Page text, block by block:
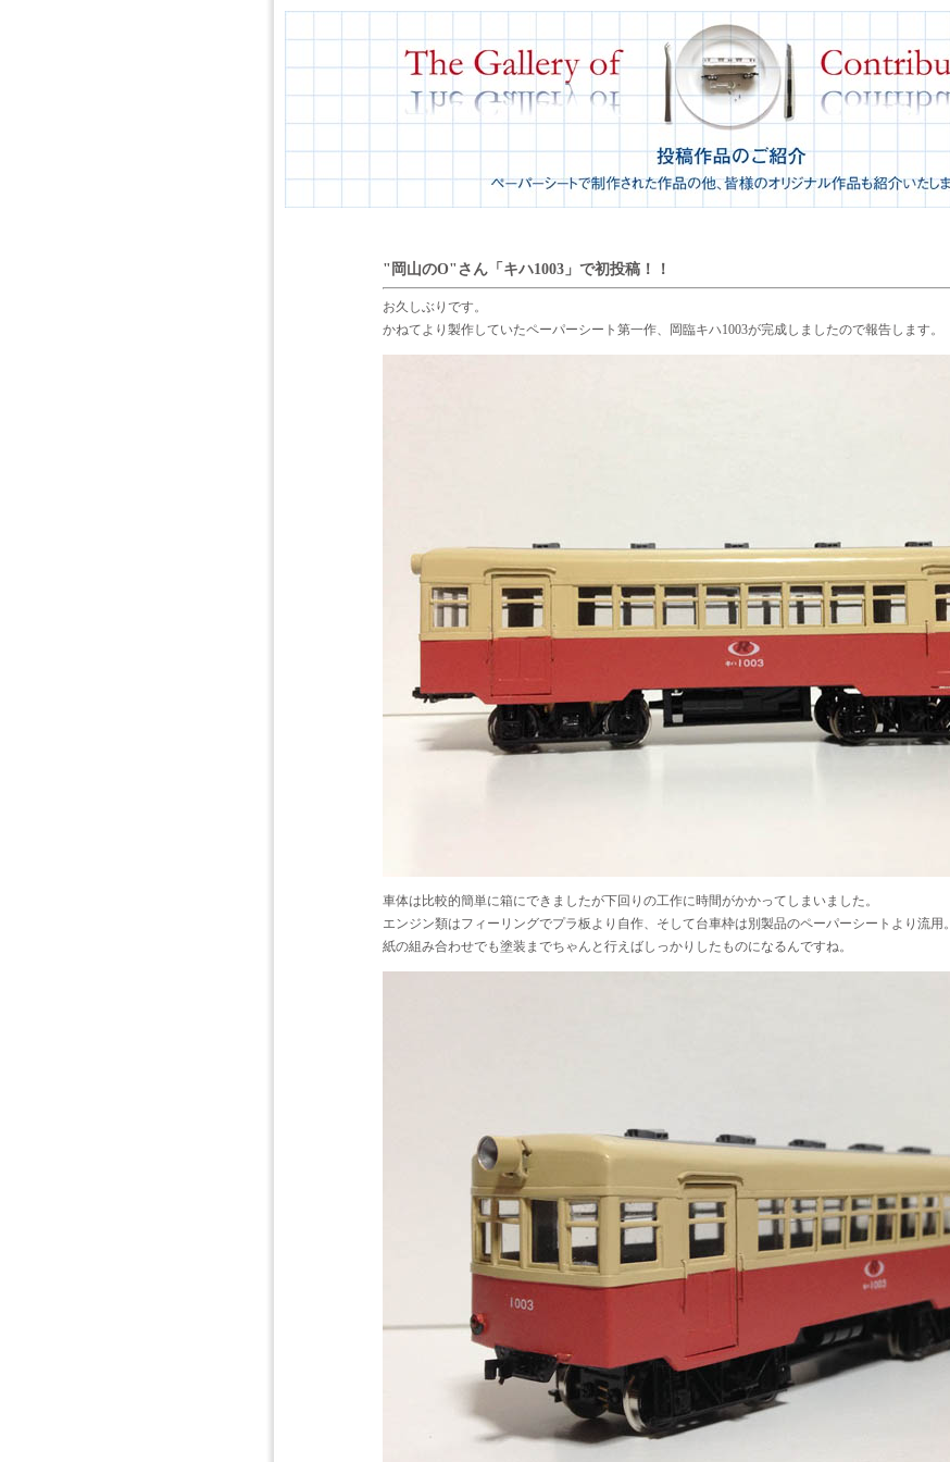
"岡山のO"さん「キハ1003」で初投稿！！
お久しぶりです。
かねてより製作していたペーパーシート第一作、岡臨キハ1003が完成しましたので報告します。
車体は比較的簡単に箱にできましたが下回りの工作に時間がかかってしまいました。
エンジン類はフィーリングでプラ板より自作、そして台車枠は別製品のペーパーシートより流用。
紙の組み合わせでも塗装までちゃんと行えばしっかりしたものになるんですね。